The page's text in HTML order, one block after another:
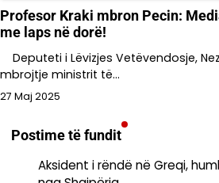
Profesor Kraki mbron Pecin:
me laps në dorë!
Deputeti i Lëvizjes Vetëvendosje,
mbrojtje ministrit të…
27 Maj 2025
Postime të fundit
Aksident i rëndë në Greqi,